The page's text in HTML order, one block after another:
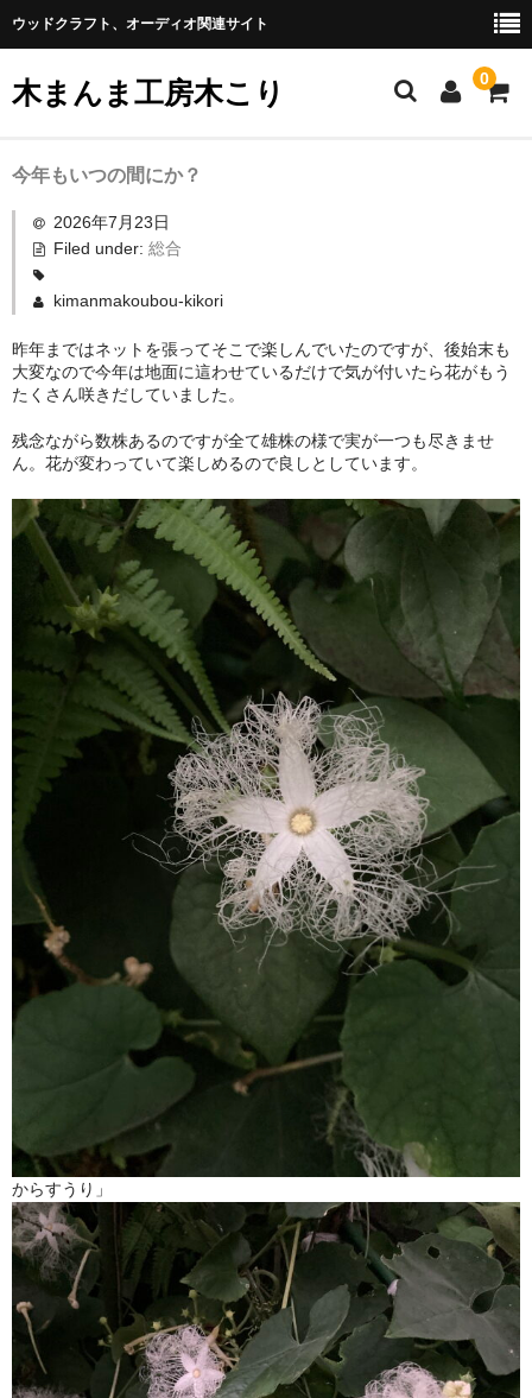
ウッドクラフト、オーディオ関連サイト
木まんま工房木こり 0
リンク
ブログ
取扱商品
今年もいつの間にか？
2026年7月23日
Filed under: 総合
kimanmakoubou-kikori
昨年まではネットを張ってそこで楽しんでいたのですが、後始末も
大変なので今年は地面に這わせているだけで気が付いたら花がもう
たくさん咲きだしていました。
残念ながら数株あるのですが全て雄株の様で実が一つも尽きませ
ん。花が変わっていて楽しめるので良しとしています。
からすうり」